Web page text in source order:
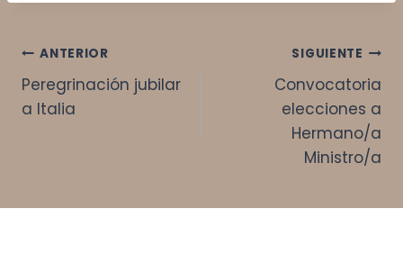
Navegación
de
ANTERIOR
Peregrinación jubilar
a Italia
SIGUIENTE
Convocatoria
elecciones a
Hermano/a
Ministro/a